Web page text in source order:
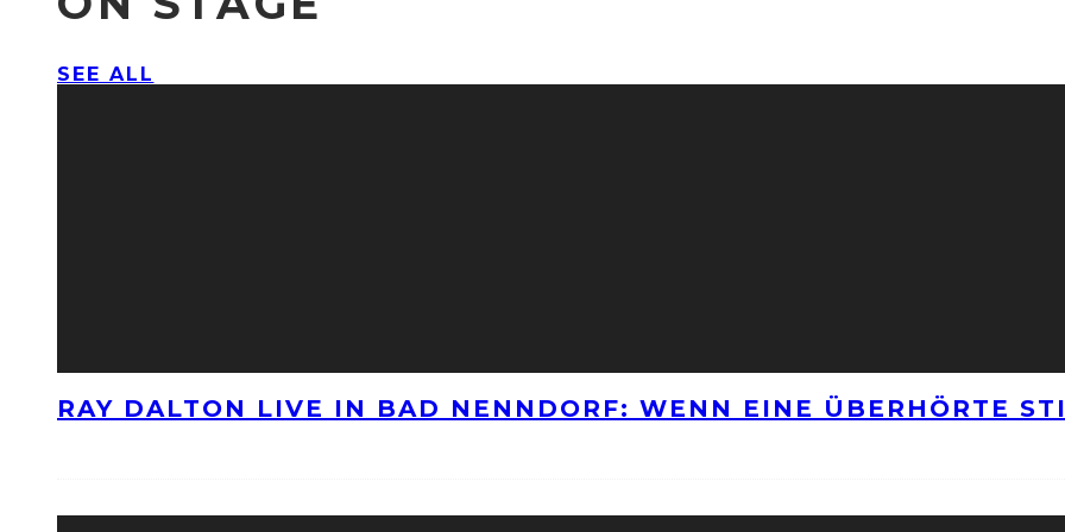
SEE ALL
RAY DALTON LIVE IN BAD NENNDORF: WENN EINE ÜBERHÖRTE